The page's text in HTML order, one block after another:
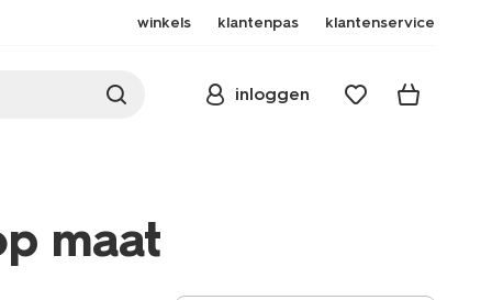
winkels klantenpas klantenservice
inloggen
maat